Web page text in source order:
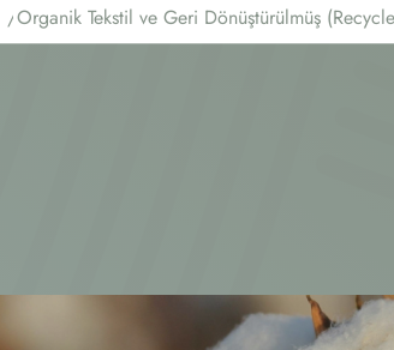
/Organik Tekstil ve Geri Dönüştürülmüş